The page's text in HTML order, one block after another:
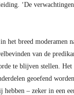
‘De
het breed moderamen
van de
te blijven stellen.
geoefend
– zeker in een